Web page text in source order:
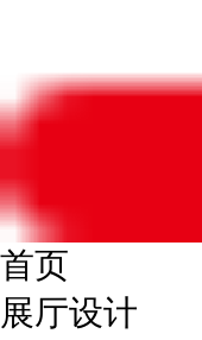
首页
展厅设计